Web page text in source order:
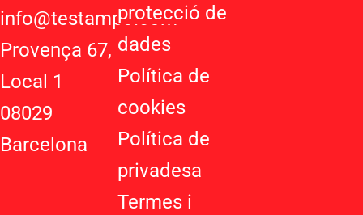
info@testampo.com
Provença 67,
Local 1
08029
Barcelona
protecció de
dades
Política de
cookies
Política de
privadesa
Termes i